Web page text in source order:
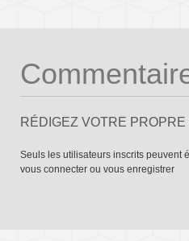
RÉDIGEZ VOTRE
Seuls les utilisateurs inscrits peuvent
vous connecter ou vous enregistrer